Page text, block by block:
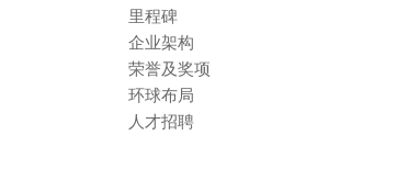
里程碑
企业架构
荣誉及奖项
环球布局
人才招聘